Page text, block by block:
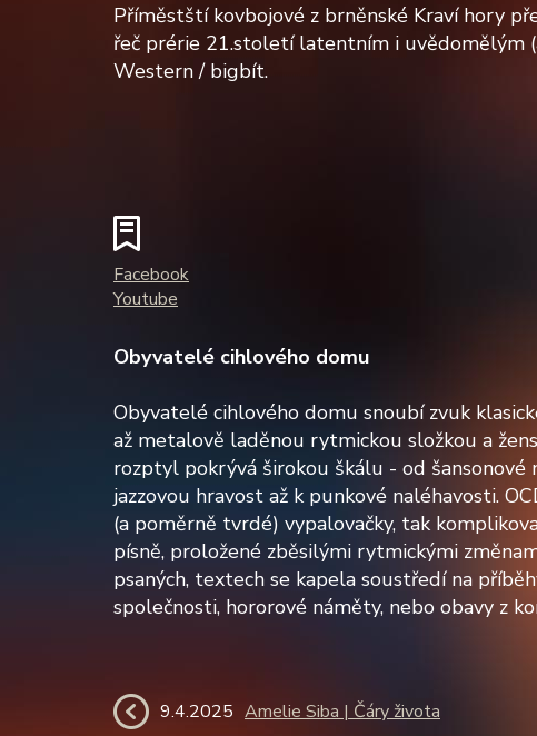
Příměstští kovbojové z brněnské Kraví hory
řeč prérie 21.století latentním i uvědomělým
Western / bigbít.
Facebook
Youtube
Obyvatelé cihlového domu
Obyvatelé cihlového domu snoubí zvuk
až metalově laděnou rytmickou složkou a
rozptyl pokrývá širokou škálu - od šansonové
jazzovou hravost až k punkové naléhavosti.
(a poměrně tvrdé) vypalovačky, tak
písně, proložené zběsilými rytmickými
psaných, textech se kapela soustředí na
společnosti, hororové náměty, nebo obavy z
9.4.2025 Amelie Siba | Čáry života